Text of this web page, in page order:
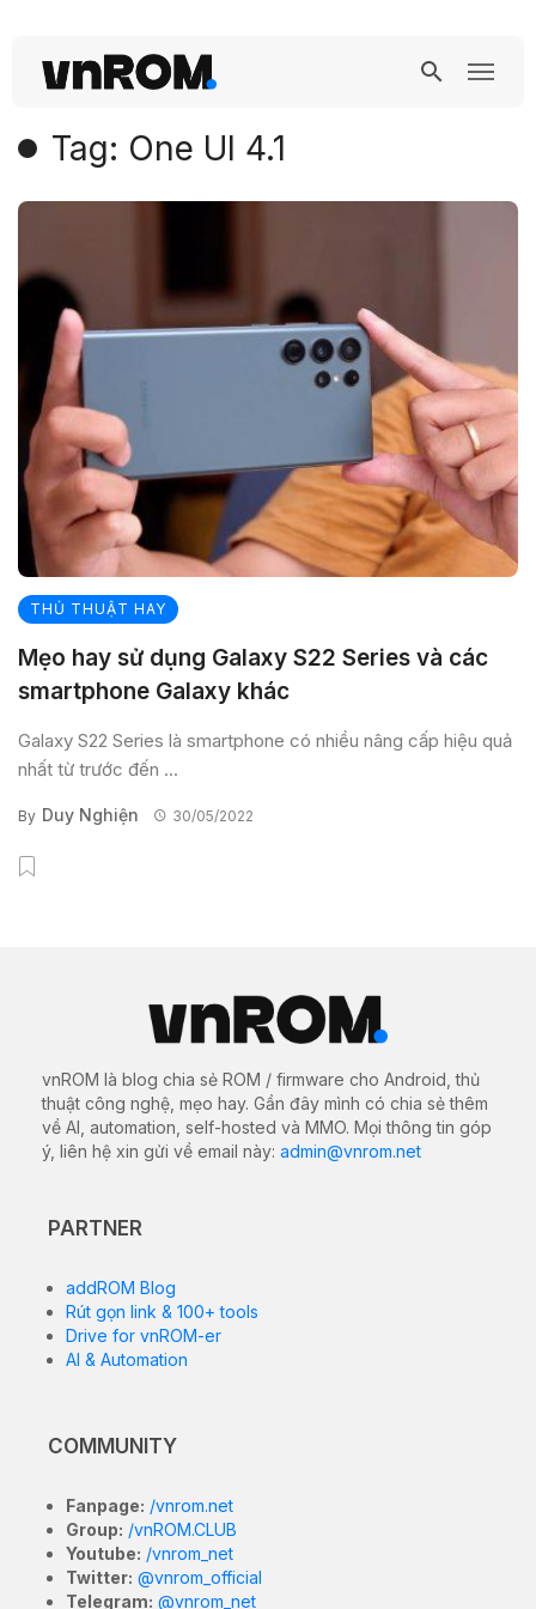
Tag: One UI 4.1
THỦ THUẬT HAY
Mẹo hay sử dụng Galaxy S22 Series và các
smartphone Galaxy khác
Galaxy S22 Series là smartphone có nhiều nâng cấp hiệu quả
nhất từ trước đến ...
By Duy Nghiện 30/05/2022
vnROM là blog chia sẻ ROM / firmware cho Android, thủ
thuật công nghệ, mẹo hay. Gần đây mình có chia sẻ thêm
về AI, automation, self-hosted và MMO. Mọi thông tin góp
ý, liên hệ xin gửi về email này: admin@vnrom.net
PARTNER
addROM Blog
Rút gọn link & 100+ tools
Drive for vnROM-er
AI & Automation
COMMUNITY
Fanpage: /vnrom.net
Group: /vnROM.CLUB
Youtube: /vnrom_net
Twitter: @vnrom_official
Telegram: @vnrom_net